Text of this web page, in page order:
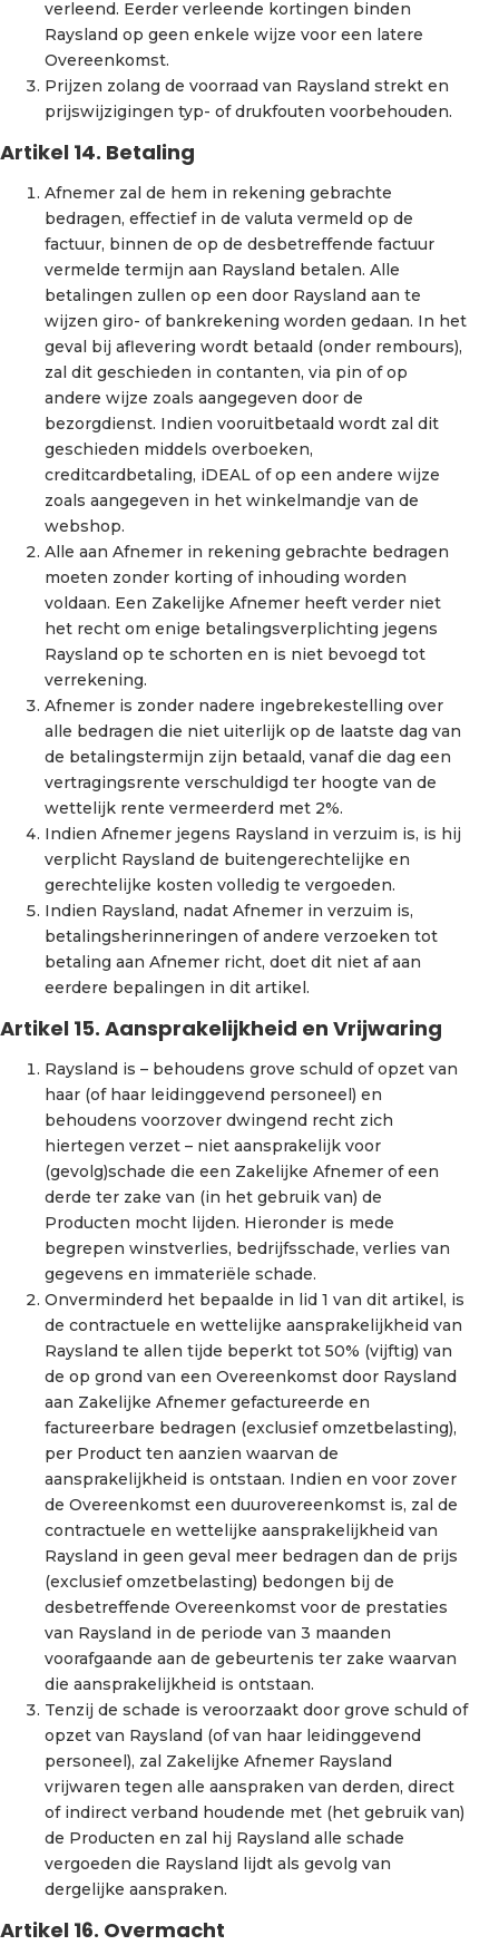
verleend. Eerder verleende kortingen binden
Raysland op geen enkele wijze voor een latere
Overeenkomst.
Prijzen zolang de voorraad van Raysland strekt en
prijswijzigingen typ- of drukfouten voorbehouden.
Artikel 14. Betaling
Afnemer zal de hem in rekening gebrachte
bedragen, effectief in de valuta vermeld op de
factuur, binnen de op de desbetreffende factuur
vermelde termijn aan Raysland betalen. Alle
betalingen zullen op een door Raysland aan te
wijzen giro- of bankrekening worden gedaan. In het
geval bij aflevering wordt betaald (onder rembours),
zal dit geschieden in contanten, via pin of op
andere wijze zoals aangegeven door de
bezorgdienst. Indien vooruitbetaald wordt zal dit
geschieden middels overboeken,
creditcardbetaling, iDEAL of op een andere wijze
zoals aangegeven in het winkelmandje van de
webshop.
Alle aan Afnemer in rekening gebrachte bedragen
moeten zonder korting of inhouding worden
voldaan. Een Zakelijke Afnemer heeft verder niet
het recht om enige betalingsverplichting jegens
Raysland op te schorten en is niet bevoegd tot
verrekening.
Afnemer is zonder nadere ingebrekestelling over
alle bedragen die niet uiterlijk op de laatste dag van
de betalingstermijn zijn betaald, vanaf die dag een
vertragingsrente verschuldigd ter hoogte van de
wettelijk rente vermeerderd met 2%.
Indien Afnemer jegens Raysland in verzuim is, is hij
verplicht Raysland de buitengerechtelijke en
gerechtelijke kosten volledig te vergoeden.
Indien Raysland, nadat Afnemer in verzuim is,
betalingsherinneringen of andere verzoeken tot
betaling aan Afnemer richt, doet dit niet af aan
eerdere bepalingen in dit artikel.
Artikel 15. Aansprakelijkheid en Vrijwaring
Raysland is – behoudens grove schuld of opzet van
haar (of haar leidinggevend personeel) en
behoudens voorzover dwingend recht zich
hiertegen verzet – niet aansprakelijk voor
(gevolg)schade die een Zakelijke Afnemer of een
derde ter zake van (in het gebruik van) de
Producten mocht lijden. Hieronder is mede
begrepen winstverlies, bedrijfsschade, verlies van
gegevens en immateriële schade.
Onverminderd het bepaalde in lid 1 van dit artikel, is
de contractuele en wettelijke aansprakelijkheid van
Raysland te allen tijde beperkt tot 50% (vijftig) van
de op grond van een Overeenkomst door Raysland
aan Zakelijke Afnemer gefactureerde en
factureerbare bedragen (exclusief omzetbelasting),
per Product ten aanzien waarvan de
aansprakelijkheid is ontstaan. Indien en voor zover
de Overeenkomst een duurovereenkomst is, zal de
contractuele en wettelijke aansprakelijkheid van
Raysland in geen geval meer bedragen dan de prijs
(exclusief omzetbelasting) bedongen bij de
desbetreffende Overeenkomst voor de prestaties
van Raysland in de periode van 3 maanden
voorafgaande aan de gebeurtenis ter zake waarvan
die aansprakelijkheid is ontstaan.
Tenzij de schade is veroorzaakt door grove schuld of
opzet van Raysland (of van haar leidinggevend
personeel), zal Zakelijke Afnemer Raysland
vrijwaren tegen alle aanspraken van derden, direct
of indirect verband houdende met (het gebruik van)
de Producten en zal hij Raysland alle schade
vergoeden die Raysland lijdt als gevolg van
dergelijke aanspraken.
Artikel 16. Overmacht